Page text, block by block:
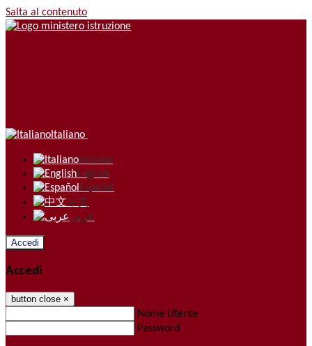
Salta al contenuto
Italiano
Italiano
English
Español
中文
عربى
Accedi
Accedi
button close ×
Nome Utente
Password